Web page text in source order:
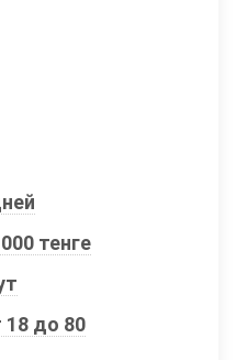
тенге
18 до 80